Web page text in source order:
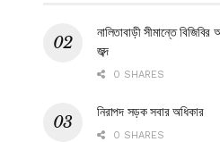
নালিতাবাড়ী সীমান্তে
জব্দ
0 SHARES
নিরাপদ সড়ক সবার অধিকার
0 SHARES